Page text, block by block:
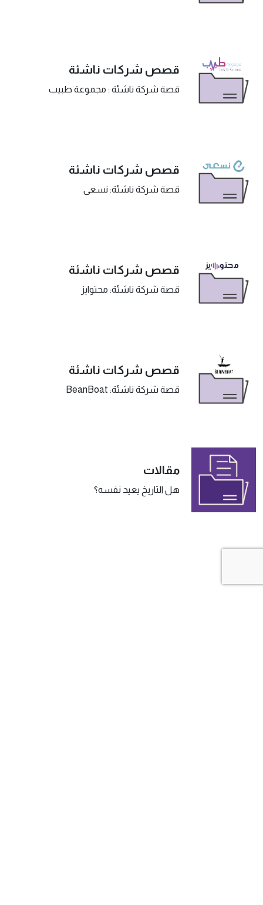
قصص شركات ناشئة
قصة شركة ناشئة : مجموعة طبيب
قصص شركات ناشئة
قصة شركة ناشئة: نسعى
قصص شركات ناشئة
قصة شركة ناشئة: محتوايز
قصص شركات ناشئة
قصة شركة ناشئة: BeanBoat
مقالات
هل التاريخ يعيد نفسه؟